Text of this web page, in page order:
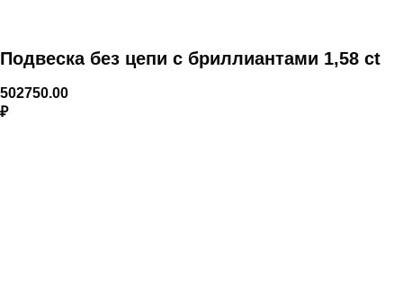
Подвеска без цепи с бриллиантами 1,58 ct
502750.00
₽